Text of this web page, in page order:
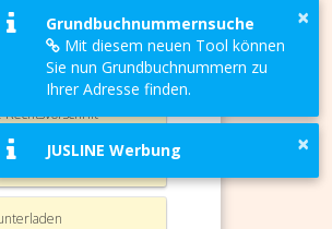
GKaG
Rechtsvorschrift
der Mittel
×
Grundbuchnummernsuche
Mit diesem neuen Tool können
Sie nun Grundbuchnummern zu
Ihrer Adresse finden.
×
JUSLINE Werbung